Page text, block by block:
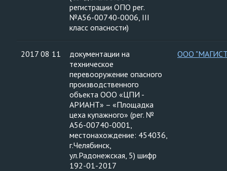
регистрации ОПО рег.
№А56-00740-0006, III
класс опасности)
2017 08 11
документации на
техническое
перевооружение опасного
производственного
объекта ООО «ЦПИ -
АРИАНТ» – «Площадка
цеха купажного» (рег. №
А56-00740-0001,
местонахождение: 454036,
г.Челябинск,
ул.Радонежская, 5) шифр
192-01-2017
ООО